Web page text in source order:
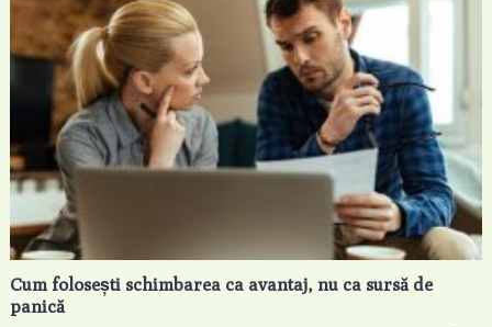
Cum folosești schimbarea ca avantaj, nu ca sursă de
panică